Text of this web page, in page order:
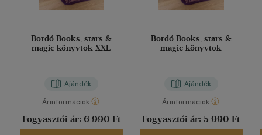
Bordó Books, stars &
magic könyvtok XXL
Ajándék
Árinformációk
Fogyasztói ár: 6 990 Ft
Bordó Books, stars &
magic könyvtok
Ajándék
Árinformációk
Fogyasztói ár: 5 990 Ft